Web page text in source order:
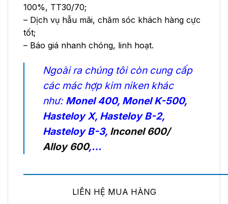
100%, TT30/70;
– Dịch vụ hẫu mãi, chăm sóc khách hàng cực
tốt;
– Báo giá nhanh chóng, linh hoạt.
Ngoài ra chúng tôi còn cung cấp
các mác hợp kim niken khác
như: Monel 400, Monel K-500,
Hasteloy X, Hasteloy B-2,
Hasteloy B-3, Inconel 600/
Alloy 600,…
LIÊN HỆ MUA HÀNG